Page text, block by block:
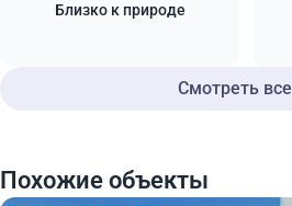
Близко к природе
Смотреть все
Похожие объекты